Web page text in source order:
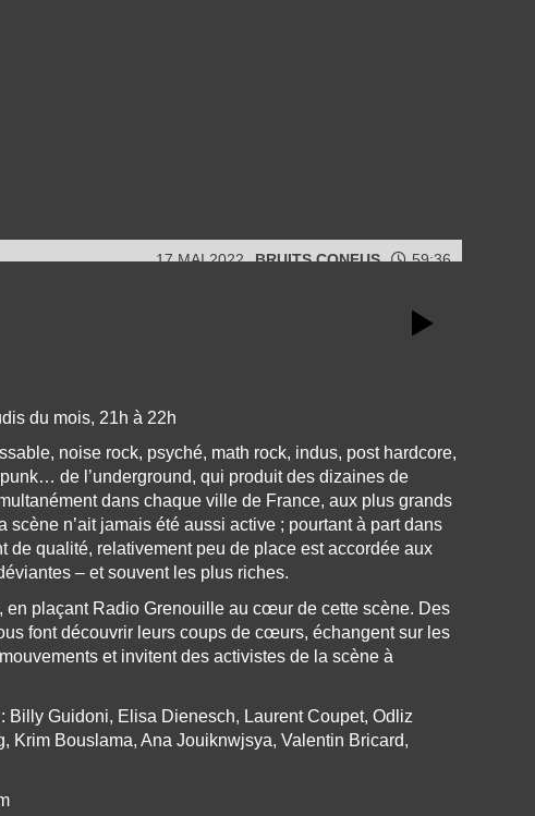
17 MAI 2022 BRUITS CONFUS 59:36
du mois, 21h à 22h
noise rock, psyché, math rock, indus, post hardcore,
de l’underground, qui produit des dizaines de
dans chaque ville de France, aux plus grands
scène n’ait jamais été aussi active ; pourtant à part dans
de qualité, relativement peu de place est accordée aux
– et souvent les plus riches.
en plaçant Radio Grenouille au cœur de cette scène. Des
font découvrir leurs coups de cœurs, échangent sur les
et invitent des activistes de la scène à
Billy Guidoni, Elisa Dienesch, Laurent Coupet, Odliz
Krim Bouslama, Ana Jouiknwjsya, Valentin Bricard,